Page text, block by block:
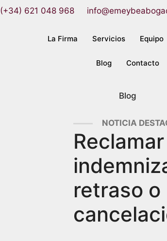
(+34) 621 048 968
La Firma Servicios Equipo
Blog Contacto
Blog
NOTICIA
Reclamar
retraso o